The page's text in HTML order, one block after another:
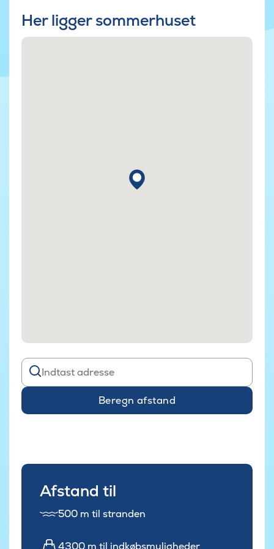
Her ligger sommerhuset
Beregn afstand
Afstand til
500 m til stranden
4300 m til indkøbsmuligheder